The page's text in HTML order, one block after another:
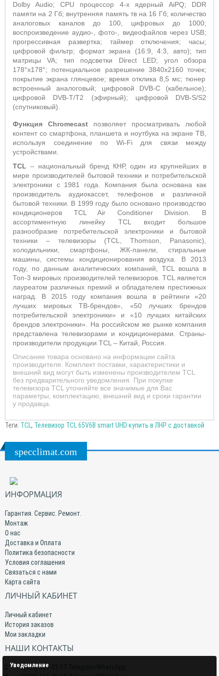
Dolby
Audio;CPU процессор 4-х ядерный AiPQ; DDR
памяти на 2 Гб; внутренняя память тв на 16 Гб; количество
аналоговых каналов до 100, цифровых до 1000;
воспроизведение аудио-, фото-, видеофайлов через USB;
прогрессивная развертка; таймер отключения; часы;
цифровой фильтр; формат экрана (16:9, 4:3, авто); тип
матрицыVA; тип подсветки Direct LED; угол обзора
178°х178°; потенциальное разрешение 3840х2160 точек;
покрытие экрана глянцевое; время отклика 8,5 мс; тюнер
встроенный аналоговый; цифровой DVB-C (кабельное);
цифровой DVB-T/T2 (эфирный); цифровой DVB-S/S2
(спутниковый).
Функция Chromecast позволяет просматривать любой
контент со смартфона, планшета и ноутбука на экране ТВ,
используя соединение по Wi-Fi для связи между
устройствами.
TCL – национальный бренд КНР, один из крупнейших в
мире производителей бытовой техники и потребительской
электроники с 1981 года. Компания была основана как
производитель аудиокассет, телефонов и различной
бытовой техники. В 1999 году было основано производство
кондиционеров TCL Air Conditioner Division. В
ассортиментную линейку TCL входит большое
разнообразие потребительской электроники и бытовой
техники – телевизоры (TCL, Thomson, Panasonic),
холодильники, смартфоны, ЖК-панели, стиральные
машины, системы кондиционирования воздуха. В 2013
году, по данным аналитических компаний, TCL вошла в
Топ-3 мировых производителей телевизоров. TCL является
лауреатом различных премий и обладателем престижных
наград. В 2015 году компания вошла в рейтинги «20
лучших мировых ТВ-брендов», «50 лучших брендов
потребительской электроники» и «10 лучших китайских
брендов электроники». На российском же рынке компания
представлена телевизорами и кондиционерами. Страны-
производители продукции TCL – Китай, Россия.
Описание товара основано на информации сайта
производителя. Комплект поставки, характеристики и
внешний вид могут быть изменены производителем TCL
без предварительного уведомления. При покупке
телевизора TCL уточняйте все значимые для Вас
параметры, комплектацию, внешний вид и сроки гарантии
у продавца.
Теги: TCL, Телевизор TCL 65V6B smart UHD купить в ЛНР с доставкой
specclimat.com
ИНФОРМАЦИЯ
Гарантия. Сервис. Ремонт.
Монтаж
О нас
Доставка и Оплата
Политика безопасности
Условия соглашения
Связаться с нами
Карта сайта
ЛИЧНЫЙ КАБИНЕТ
Личный кабинет
История заказов
Мои закладки
НАШИ КОНТАКТЫ
+7(959) 509-02-17 Telegram/WhatsApp
Уведомление